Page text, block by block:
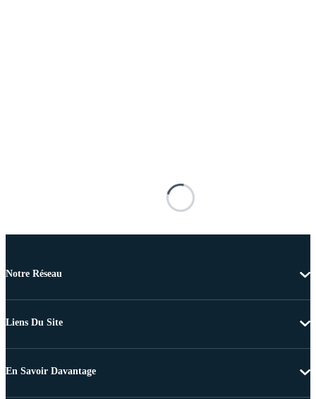
Notre Réseau
Liens Du Site
En Savoir Davantage